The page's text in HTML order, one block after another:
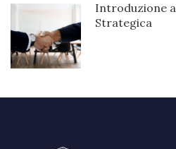
Introduzione
Strategica